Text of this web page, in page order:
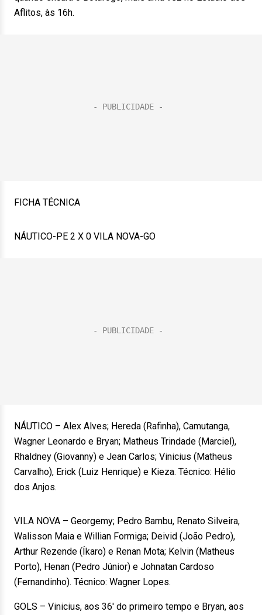
Aflitos, às 16h.
FICHA TÉCNICA
NÁUTICO-PE 2 X 0 VILA NOVA-GO
NÁUTICO – Alex Alves; Hereda (Rafinha), Camutanga,
Wagner Leonardo e Bryan; Matheus Trindade (Marciel),
Rhaldney (Giovanny) e Jean Carlos; Vinicius (Matheus
Carvalho), Erick (Luiz Henrique) e Kieza. Técnico: Hélio
dos Anjos.
VILA NOVA – Georgemy; Pedro Bambu, Renato Silveira,
Walisson Maia e Willian Formiga; Deivid (João Pedro),
Arthur Rezende (Íkaro) e Renan Mota; Kelvin (Matheus
Porto), Henan (Pedro Júnior) e Johnatan Cardoso
(Fernandinho). Técnico: Wagner Lopes.
GOLS – Vinicius, aos 36′ do primeiro tempo e Bryan, aos